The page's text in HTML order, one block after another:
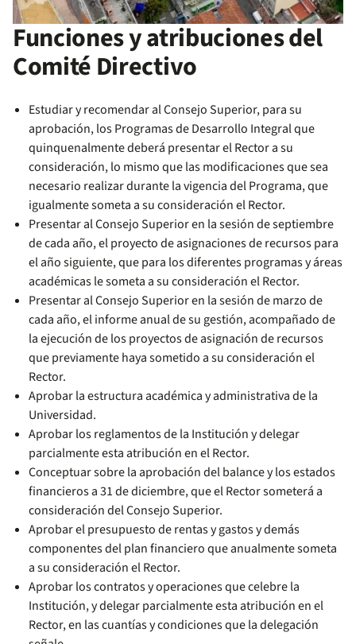
Funciones y atribuciones del
Comité Directivo
Estudiar y recomendar al Consejo Superior, para su
aprobación, los Programas de Desarrollo Integral que
quinquenalmente deberá presentar el Rector a su
consideración, lo mismo que las modificaciones que sea
necesario realizar durante la vigencia del Programa, que
igualmente someta a su consideración el Rector.
Presentar al Consejo Superior en la sesión de septiembre
de cada año, el proyecto de asignaciones de recursos para
el año siguiente, que para los diferentes programas y áreas
académicas le someta a su consideración el Rector.
Presentar al Consejo Superior en la sesión de marzo de
cada año, el informe anual de su gestión, acompañado de
la ejecución de los proyectos de asignación de recursos
que previamente haya sometido a su consideración el
Rector.
Aprobar la estructura académica y administrativa de la
Universidad.
Aprobar los reglamentos de la Institución y delegar
parcialmente esta atribución en el Rector.
Conceptuar sobre la aprobación del balance y los estados
financieros a 31 de diciembre, que el Rector someterá a
consideración del Consejo Superior.
Aprobar el presupuesto de rentas y gastos y demás
componentes del plan financiero que anualmente someta
a su consideración el Rector.
Aprobar los contratos y operaciones que celebre la
Institución, y delegar parcialmente esta atribución en el
Rector, en las cuantías y condiciones que la delegación